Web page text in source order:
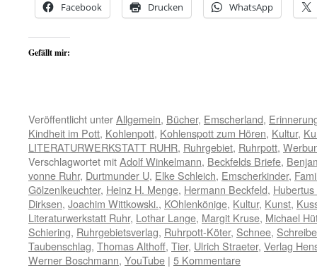
Facebook Drucken WhatsApp
Gefällt mir:
Veröffentlicht unterAllgemein, Bücher, Emscherland,
Kindheit im Pott, Kohlenpott, Kohlenspott zum Hören, Kultur,
LITERATURWERKSTATT RUHR, Ruhrgebiet, Ruhrpott,
Verschlagwortet mitAdolf Winkelmann, Beckfelds Briefe,
vonne Ruhr, Durtmunder U, Elke Schleich, Emscherkinder,
Gölzenlkeuchter, Heinz H. Menge, Hermann Beckfeld,
Dirksen, Joachim Wittkowski., KOhlenkönige, Kultur, Kunst,
Literaturwerkstatt Ruhr, Lothar Lange, Margit Kruse, Michael
Schiering, Ruhrgebietsverlag, Ruhrpott-Köter, Schnee,
Taubenschlag, Thomas Althoff, Tier, Ulrich Straeter, Verlag
Werner Boschmann, YouTube | 5 Kommentare